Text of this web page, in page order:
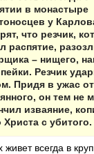
в монастыре
у
что резчик,
распятие,
– нищего,
Резчик
Придя в ужас от
он тем не
изваяние,
Христа с убитого.
всегда в